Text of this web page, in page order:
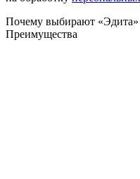
Почему выбирают «Эдита»
Преимущества